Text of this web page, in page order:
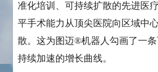
准化培训、可持续扩散的先进医
平手术能力从顶尖医院向区域中
散。这为图迈®机器人勾画了一条
持续加速的增长曲线。